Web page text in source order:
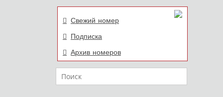
Свежий номер
Подписка
Архив номеров
Поиск